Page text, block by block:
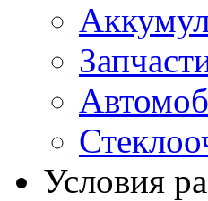
Условия